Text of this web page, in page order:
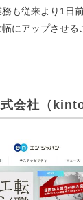
も従来より1日
にアップさせる
会社（